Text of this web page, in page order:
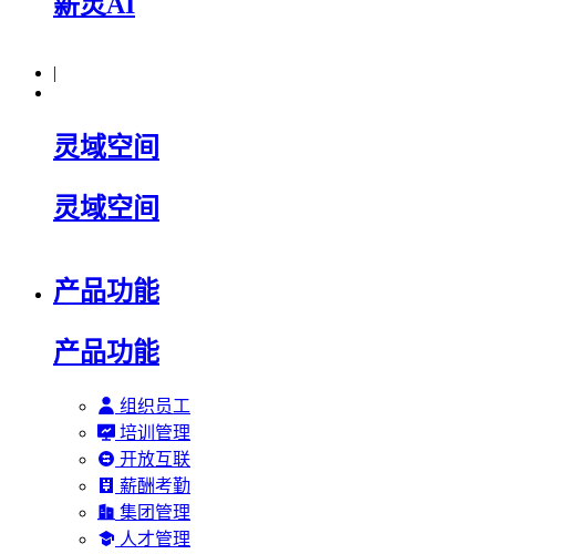
|
灵域空间
灵域空间
产品功能
产品功能
组织员工
培训管理
开放互联
薪酬考勤
集团管理
人才管理